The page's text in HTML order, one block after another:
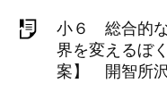
小６ 総合的
界を変えるぼ
案】 開智所